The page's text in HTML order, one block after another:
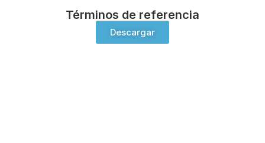
Términos de referencia
Descargar